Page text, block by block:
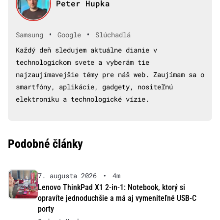
Peter Hupka
Samsung • Google •
Slúchadlá
Každý deň sledujem aktuálne dianie v
technologickom svete a vyberám tie
najzaujímavejšie témy pre náš web. Zaujímam sa o
smartfóny, aplikácie, gadgety, nositeľnú
elektroniku a technologické vízie.
Podobné články
7. augusta 2026 •
4m
Lenovo ThinkPad X1 2-in-1: Notebook, ktorý si
opravíte jednoduchšie a má aj vymeniteľné USB-C
porty